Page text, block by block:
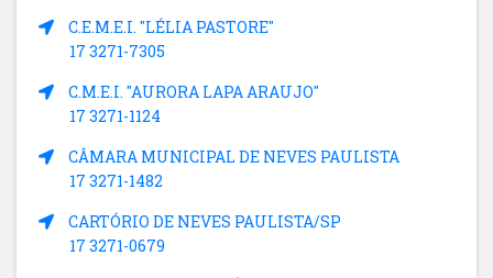
C.E.M.E.I. "LÉLIA PASTORE"
17 3271-7305
C.M.E.I. "AURORA LAPA ARAUJO"
17 3271-1124
CÂMARA MUNICIPAL DE NEVES PAULISTA
17 3271-1482
CARTÓRIO DE NEVES PAULISTA/SP
17 3271-0679